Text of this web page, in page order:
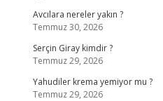
Avcılara nereler yakın ?
Temmuz 30, 2026
Serçin Giray kimdir ?
Temmuz 29, 2026
Yahudiler krema yemiyor mu ?
Temmuz 29, 2026